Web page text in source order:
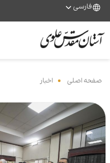
فارسی
صفحه اصلی اخبار